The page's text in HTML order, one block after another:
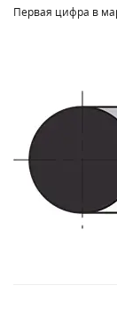
Первая цифра в